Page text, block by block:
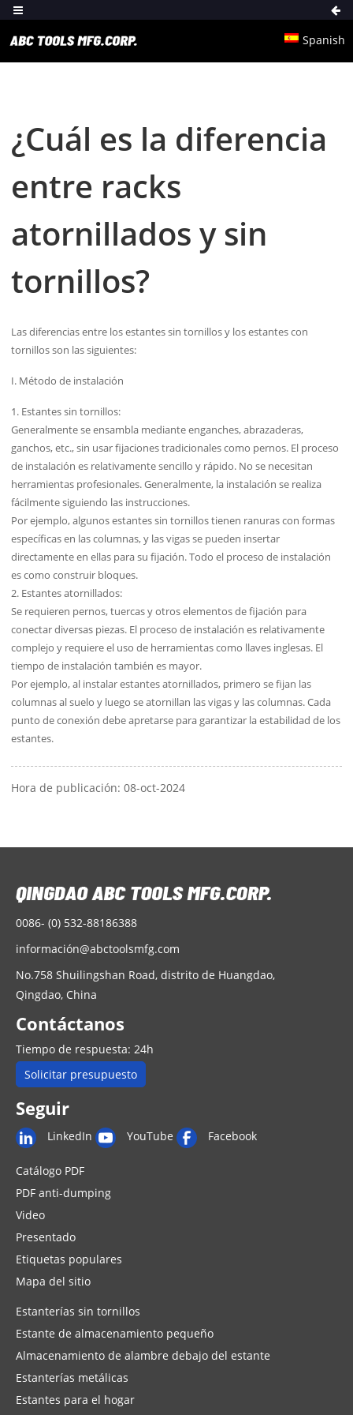
Spanish
¿Cuál es la diferencia
entre racks
atornillados y sin
tornillos?
Las diferencias entre los estantes sin tornillos y los estantes con
tornillos son las siguientes:
I. Método de instalación
1. Estantes sin tornillos:
Generalmente se ensambla mediante enganches, abrazaderas,
ganchos, etc., sin usar fijaciones tradicionales como pernos. El proceso
de instalación es relativamente sencillo y rápido. No se necesitan
herramientas profesionales. Generalmente, la instalación se realiza
fácilmente siguiendo las instrucciones.
Por ejemplo, algunos estantes sin tornillos tienen ranuras con formas
específicas en las columnas, y las vigas se pueden insertar
directamente en ellas para su fijación. Todo el proceso de instalación
es como construir bloques.
2. Estantes atornillados:
Se requieren pernos, tuercas y otros elementos de fijación para
conectar diversas piezas. El proceso de instalación es relativamente
complejo y requiere el uso de herramientas como llaves inglesas. El
tiempo de instalación también es mayor.
Por ejemplo, al instalar estantes atornillados, primero se fijan las
columnas al suelo y luego se atornillan las vigas y las columnas. Cada
punto de conexión debe apretarse para garantizar la estabilidad de los
estantes.
Hora de publicación: 08-oct-2024
0086- (0) 532-88186388
información@abctoolsmfg.com
No.758 Shuilingshan Road, distrito de Huangdao,
Qingdao, China
Contáctanos
Tiempo de respuesta: 24h
Solicitar presupuesto
Seguir
LinkedIn YouTube Facebook
Catálogo PDF
PDF anti-dumping
Video
Presentado
Etiquetas populares
Mapa del sitio
Estanterías sin tornillos
Estante de almacenamiento pequeño
Almacenamiento de alambre debajo del estante
Estanterías metálicas
Estantes para el hogar